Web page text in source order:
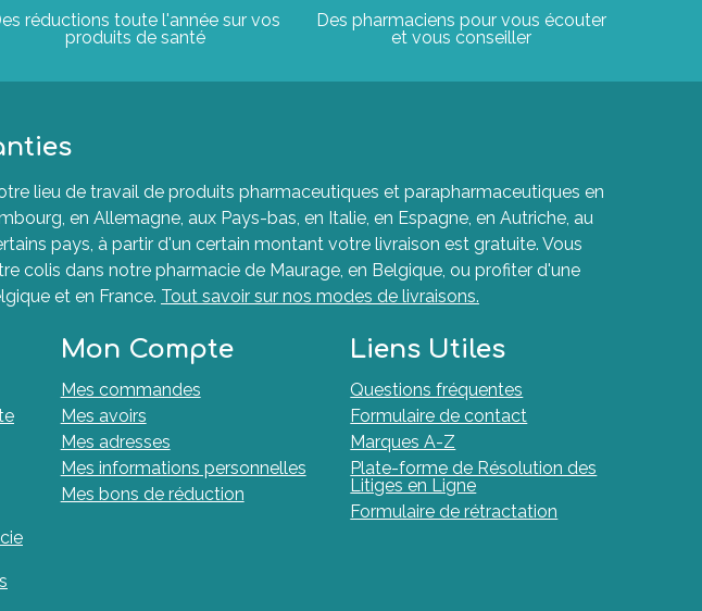
réductions toute l'année sur vos
produits de santé
Des pharmaciens pour vous écouter
et vous conseiller
lieu de travail de produits pharmaceutiques et parapharmaceutiques en
en Allemagne, aux Pays-bas, en Italie, en Espagne, en Autriche, au
pays, à partir d'un certain montant votre livraison est gratuite. Vous
colis dans notre pharmacie de Maurage, en Belgique, ou profiter d'une
et en France. Tout savoir sur nos modes de livraisons.
Mon Compte
Mes commandes
Mes avoirs
Mes adresses
Mes informations personnelles
Mes bons de réduction
Liens Utiles
Questions fréquentes
Formulaire de contact
Marques A-Z
Plate-forme de Résolution des
Litiges en Ligne
Formulaire de rétractation